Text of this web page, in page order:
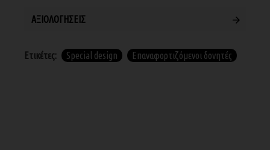
ΑΞΙΟΛΟΓΉΣΕΙΣ
Ετικέτες: Special design Επαναφορτιζόμενοι δονητές